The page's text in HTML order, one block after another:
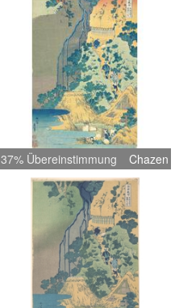
37% Übereinstimmung Chazen